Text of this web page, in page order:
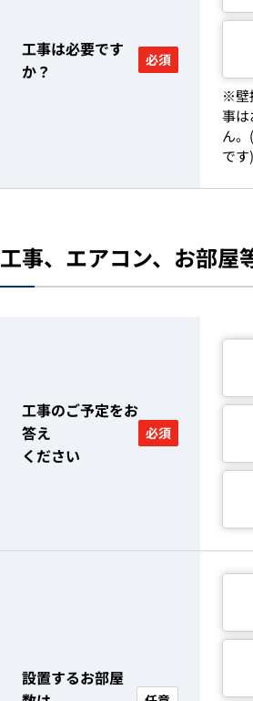
工事は必要です
か？
必須
※壁
事は
ん
です)
工事、エアコン、お部屋
工事のご予定をお
答え
ください
必須
設置するお部屋